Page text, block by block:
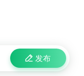
发布